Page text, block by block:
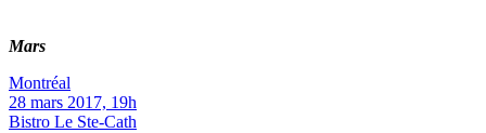
Mars
Montréal
28 mars 2017, 19h
Bistro Le Ste-Cath